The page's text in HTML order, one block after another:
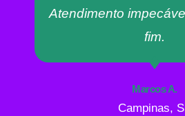
Atendimento
fim.
Marcos A.
Campinas,